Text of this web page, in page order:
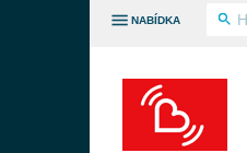
NABÍDKA